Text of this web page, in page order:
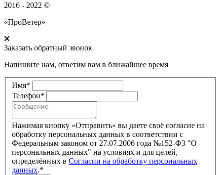
2016 - 2022 ©
«ПроВетер»
Заказать обратный звонок
Напишите нам, ответим вам в ближайшее время
Имя*
Телефон*
Нажимая кнопку «Отправить» вы даете своё согласие на
обработку персональных данных в соответствии с
Федеральным законом от 27.07.2006 года №152-Ф3 "О
персональных данных" на условиях и для целей,
определённых в Согласии на обработку персональных
данных.*